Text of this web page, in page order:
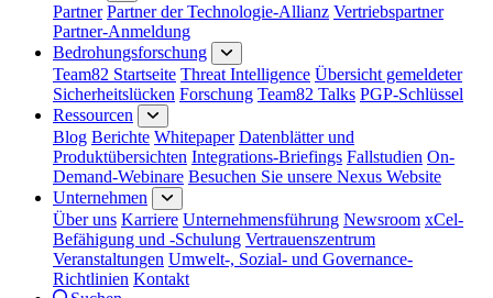
Partner Partner der Technologie-Allianz Vertriebspartner
Partner-Anmeldung
Bedrohungsforschung
Team82 Startseite Threat Intelligence Übersicht gemeldeter
Sicherheitslücken Forschung Team82 Talks PGP-Schlüssel
Ressourcen
Blog Berichte Whitepaper Datenblätter und
Produktübersichten Integrations-Briefings Fallstudien On-
Demand-Webinare Besuchen Sie unsere Nexus Website
Unternehmen
Über uns Karriere Unternehmensführung Newsroom xCel-
Befähigung und -Schulung Vertrauenszentrum
Veranstaltungen Umwelt-, Sozial- und Governance-
Richtlinien Kontakt